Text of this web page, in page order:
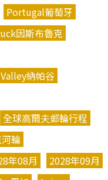
Portugal葡萄牙
因斯布魯克
納帕谷
全球高爾夫郵輪行程
輪
年08月
2028年09月